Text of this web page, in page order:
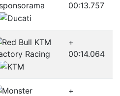
00:13.757
+
00:14.064
+